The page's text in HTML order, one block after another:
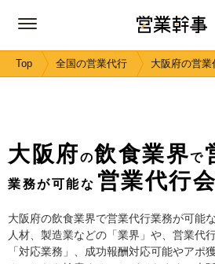
Top 全国の営業代行 大阪府の営業
大阪府の飲食業界で
業務が可能な 営業代行
大阪府の飲食業界で営業代行業務が可能
人材、製造業などの「業界」や、営業代
「対応業務」、成功報酬対応可能やアポ